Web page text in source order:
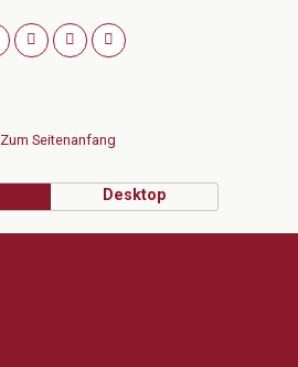
Zum Seitenanfang
Desktop